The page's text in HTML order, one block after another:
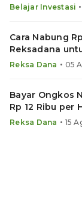
Belajar Investasi •
Cara Nabung
Reksadana
Reksa Dana • 05
Bayar Ongkos
Rp 12 Ribu per
Reksa Dana • 15